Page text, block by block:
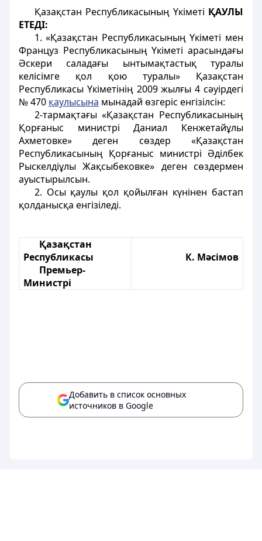
Қазақстан Республикасының Үкіметі ҚАУЛЫ
ЕТЕДІ:
1. «Қазақстан Республикасының Үкіметі мен
Француз Республикасының Үкіметі арасындағы
Әскери саладағы ынтымақтастық туралы
келісімге қол қою туралы» Қазақстан
Республикасы Үкіметінің 2009 жылғы 4 сәуірдегі
№ 470 қаулысына мынадай өзгеріс енгізілсін:
2-тармақтағы «Қазақстан Республикасының
Қорғаныс министрі Даниал Кенжетайұлы
Ахметовке» деген сөздер «Қазақстан
Республикасының Қорғаныс министрі Әділбек
Рыскелдіұлы Жақсыбековке» деген сөздермен
ауыстырылсын.
2. Осы қаулы қол қойылған күнінен бастап
қолданысқа енгізіледі.
Қазақстан
Республикасы
Премьер-
Министрі
К. Мәсімов
Добавить в список основных
источников в Google